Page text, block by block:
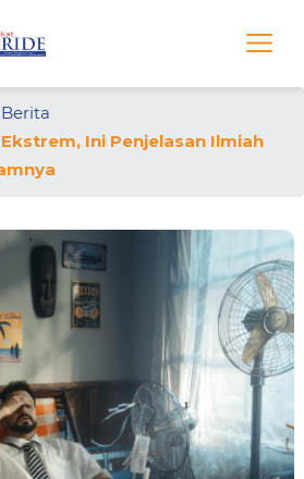
Ini Penjelasan Ilmiah